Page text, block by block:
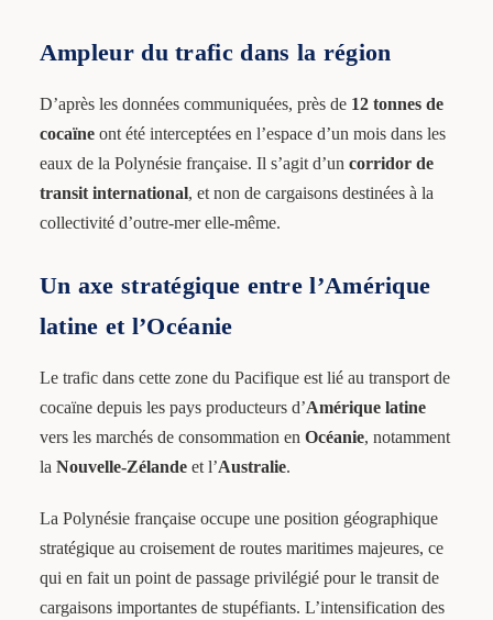
Ampleur du trafic dans la région
D’après les données communiquées, près de 12 tonnes de
cocaïneont été interceptées en l’espace d’un mois dans les
eaux de la Polynésie française. Il s’agit d’un corridor de
transit international, et non de cargaisons destinées à la
collectivité d’outre-mer elle-même.
Un axe stratégique entre l’Amérique
latine et l’Océanie
Le trafic dans cette zone du Pacifique est lié au transport de
cocaïne depuis les pays producteurs d’Amérique latine
vers les marchés de consommation en Océanie, notamment
la Nouvelle-Zélandeet l’Australie.
La Polynésie française occupe une position géographique
stratégique au croisement de routes maritimes majeures, ce
qui en fait un point de passage privilégié pour le transit de
cargaisons importantes de stupéfiants. L’intensification des